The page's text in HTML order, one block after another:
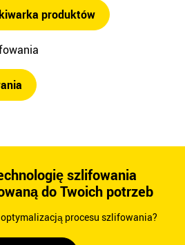
produktów
szlifowania
do Twoich potrzeb
procesu szlifowania?